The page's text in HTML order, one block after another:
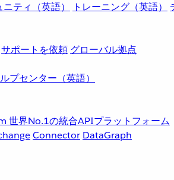
ニティ（英語） トレーニング（英語）
サポートを依頼 グローバル拠点
プセンター（英語）
世界No.1の統合APIプラットフォーム
Connector DataGraph